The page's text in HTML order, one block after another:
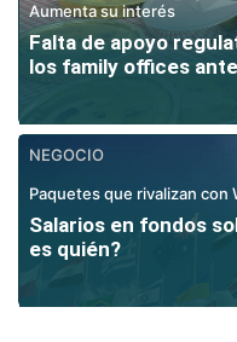
Aumenta su interés
Falta de apoyo
los family offices
NEGOCIO
Paquetes que rivalizan con
Salarios en fondos
es quién?